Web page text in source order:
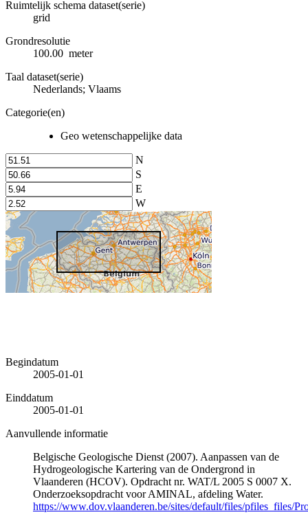
Ruimtelijk schema dataset(serie)
grid
Grondresolutie
100.00 meter
Taal dataset(serie)
Nederlands; Vlaams
Categorie(en)
Geo wetenschappelijke data
N
S
E
W
Begindatum
2005-01-01
Einddatum
2005-01-01
Aanvullende informatie
Belgische Geologische Dienst (2007). Aanpassen van de
Hydrogeologische Kartering van de Ondergrond in
Vlaanderen (HCOV). Opdracht nr. WAT/L 2005 S 0007 X.
Onderzoeksopdracht voor AMINAL, afdeling Water.
https://www.dov.vlaanderen.be/sites/default/files/pfiles_files/